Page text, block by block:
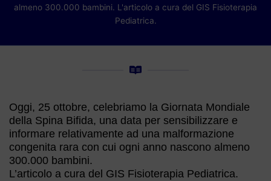
almeno 300.000 bambini. L'articolo a cura del GIS Fisioterapia
Pediatrica.
Oggi, 25 ottobre, celebriamo la Giornata Mondiale
della Spina Bifida, una data per sensibilizzare e
informare relativamente ad una malformazione
congenita rara con cui ogni anno nascono almeno
300.000 bambini.
L’articolo a cura del GIS Fisioterapia Pediatrica.